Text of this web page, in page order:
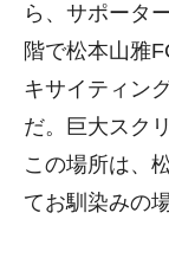
ら、サポータ
階で松本山雅
キサイティン
だ。巨大スク
この場所は、
てお馴染みの